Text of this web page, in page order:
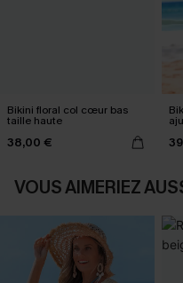
Bikini floral col cœur bas
taille haute
38,00 €
VOUS AIMERIEZ